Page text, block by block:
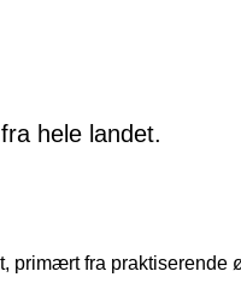
hele landet.
primært fra praktiserende